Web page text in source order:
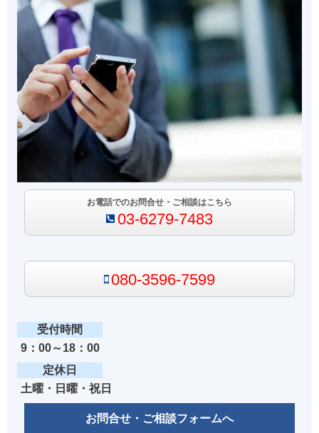
お電話でのお問合せ・ご相談はこちら
03-6279-7483
080-3596-7599
受付時間
9：00～18：00
定休日
土曜・日曜・祝日
お問合せ・ご相談フォームへ